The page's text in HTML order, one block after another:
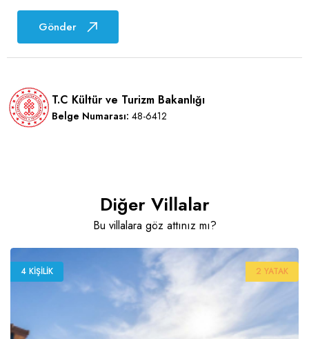
Gönder
T.C Kültür ve Turizm Bakanlığı
Belge Numarası: 48-6412
Diğer Villalar
Bu villalara göz attınız mı?
4 KIŞILIK 2 YATAK